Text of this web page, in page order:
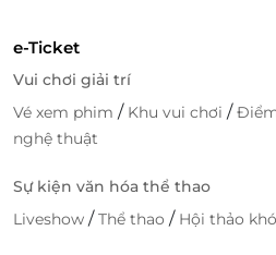
e-Ticket
Vui chơi giải trí
Vé xem phim / Khu vui chơi /
nghệ thuật
Sự kiện văn hóa thể thao
Liveshow /Thể thao / Hội thảo